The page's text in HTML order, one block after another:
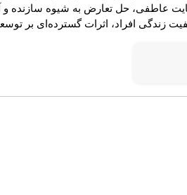
عاطفی، حل تعارض به شیوه
زندگی افراد، اثرات گسترده‌ای بر